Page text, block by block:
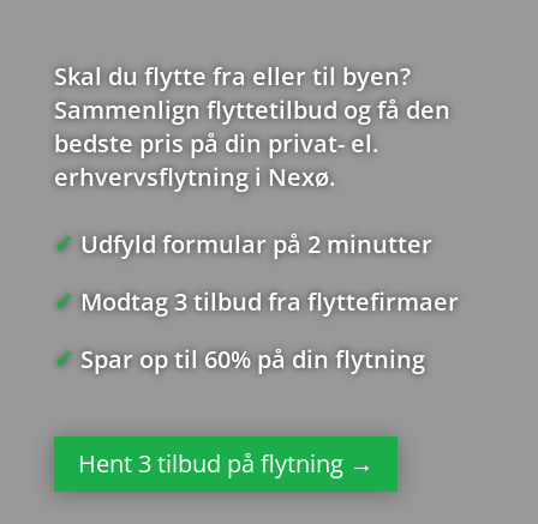
Skal du flytte fra eller til byen?
Sammenlign flyttetilbud og få den
bedste pris på din privat- el.
erhvervsflytning i Nexø.
✓ Udfyld formular på 2 minutter
✓ Modtag 3 tilbud fra flyttefirmaer
✓ Spar op til 60% på din flytning
Hent 3 tilbud på flytning →